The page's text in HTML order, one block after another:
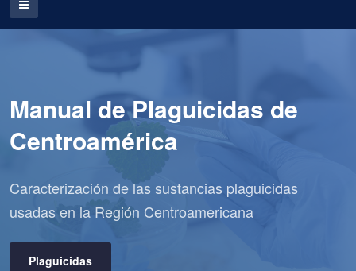
Manual de Plaguicidas de
Centroamérica
Caracterización de las sustancias plaguicidas
usadas en la Región Centroamericana
Plaguicidas